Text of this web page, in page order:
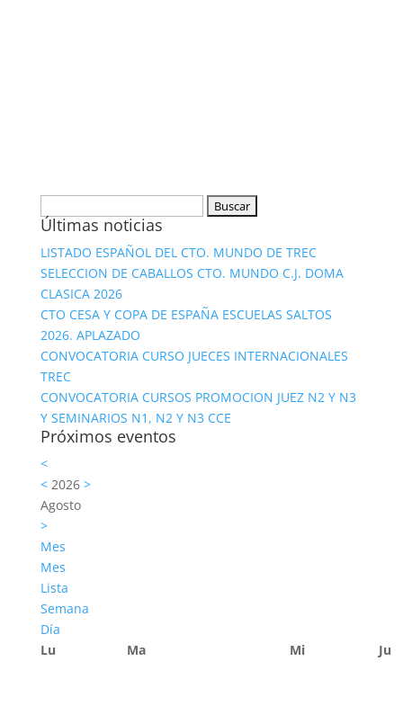
Últimas noticias
LISTADO ESPAÑOL DEL CTO. MUNDO DE TREC
SELECCION DE CABALLOS CTO. MUNDO C.J. DOMA
CLASICA 2026
CTO CESA Y COPA DE ESPAÑA ESCUELAS SALTOS
2026. APLAZADO
CONVOCATORIA CURSO JUECES INTERNACIONALES
TREC
CONVOCATORIA CURSOS PROMOCION JUEZ N2 Y N3
Y SEMINARIOS N1, N2 Y N3 CCE
Próximos eventos
<
<2026 >
Agosto
>
Mes
Mes
Lista
Semana
Día
Lu
Ma Mi Ju